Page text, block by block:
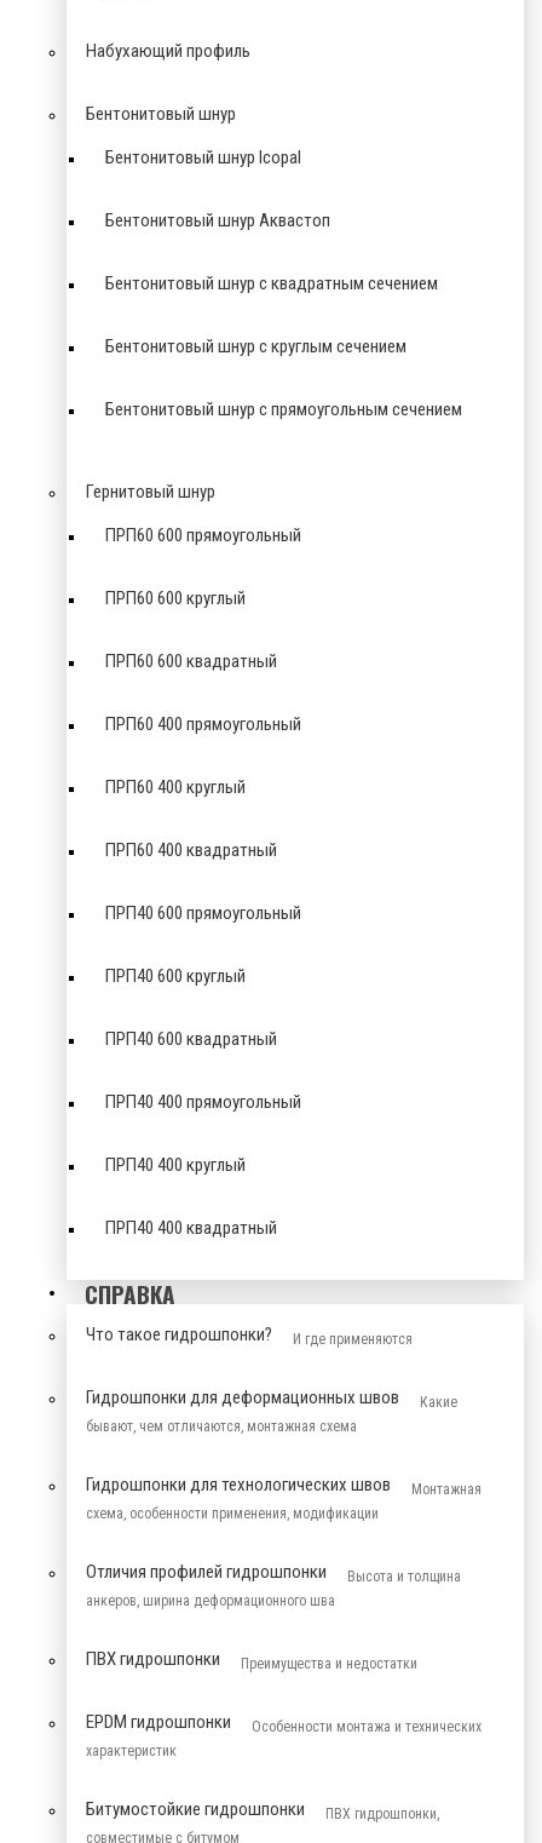
Набухающий профиль
Бентонитовый шнур
Бентонитовый шнур Icopal
Бентонитовый шнур Аквастоп
Бентонитовый шнур с квадратным сечением
Бентонитовый шнур с круглым сечением
Бентонитовый шнур с прямоугольным сечением
Гернитовый шнур
ПРП60 600 прямоугольный
ПРП60 600 круглый
ПРП60 600 квадратный
ПРП60 400 прямоугольный
ПРП60 400 круглый
ПРП60 400 квадратный
ПРП40 600 прямоугольный
ПРП40 600 круглый
ПРП40 600 квадратный
ПРП40 400 прямоугольный
ПРП40 400 круглый
ПРП40 400 квадратный
СПРАВКА
Что такое гидрошпонки? И где применяются
Гидрошпонки для деформационных швов
Какие
бывают, чем отличаются, монтажная схема
Гидрошпонки для технологических швов
Монтажная
схема, особенности применения, модификации
Отличия профилей гидрошпонки
Высота и толщина
анкеров, ширина деформационного шва
ПВХ гидрошпонки Преимущества и недостатки
EPDM гидрошпонки
Особенности монтажа и технических
характеристик
Битумостойкие гидрошпонки
ПВХ гидрошпонки,
совместимые с битумом